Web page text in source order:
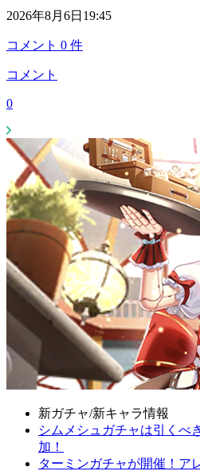
2026年8月6日19:45
コメント 0 件
コメント
0
新ガチャ/新キャラ情報
シムメシュガチャは引くべ
加！
ターミンガチャが開催！ア